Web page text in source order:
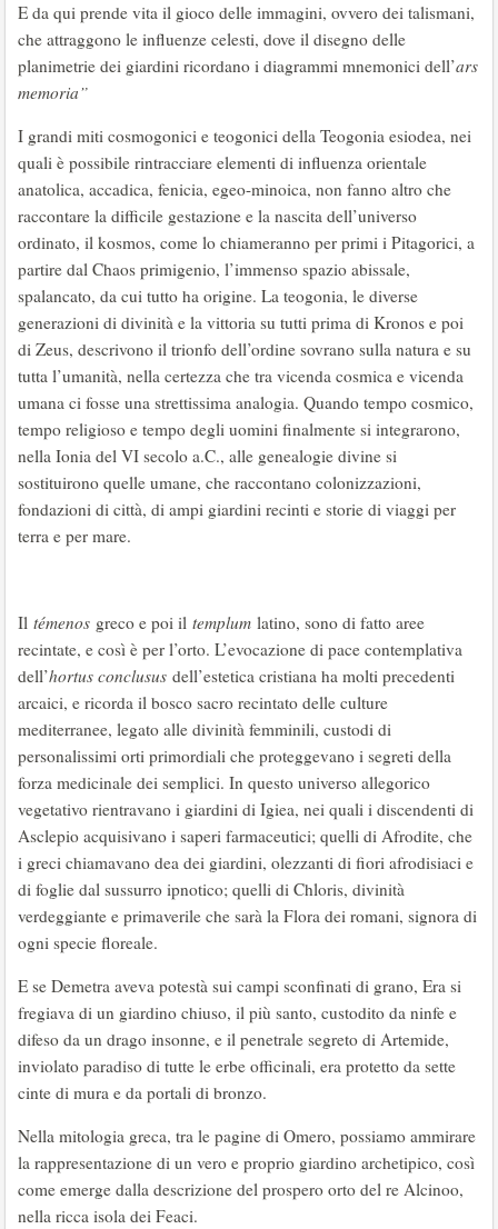
E da qui prende vita il gioco delle immagini, ovvero dei talismani,
che attraggono le influenze celesti, dove il disegno delle
planimetrie dei giardini ricordano i diagrammi mnemonici dell’ars
memoria”
I grandi miti cosmogonici e teogonici della Teogonia esiodea, nei
quali è possibile rintracciare elementi di influenza orientale
anatolica, accadica, fenicia, egeo-minoica, non fanno altro che
raccontare la difficile gestazione e la nascita dell’universo
ordinato, il kosmos, come lo chiameranno per primi i Pitagorici, a
partire dal Chaos primigenio, l’immenso spazio abissale,
spalancato, da cui tutto ha origine. La teogonia, le diverse
generazioni di divinità e la vittoria su tutti prima di Kronos e poi
di Zeus, descrivono il trionfo dell’ordine sovrano sulla natura e su
tutta l’umanità, nella certezza che tra vicenda cosmica e vicenda
umana ci fosse una strettissima analogia. Quando tempo cosmico,
tempo religioso e tempo degli uomini finalmente si integrarono,
nella Ionia del VI secolo a.C., alle genealogie divine si
sostituirono quelle umane, che raccontano colonizzazioni,
fondazioni di città, di ampi giardini recinti e storie di viaggi per
terra e per mare.
Il témenos greco e poi il templum latino, sono di fatto aree
recintate, e così è per l’orto. L’evocazione di pace contemplativa
dell’hortus conclusus dell’estetica cristiana ha molti precedenti
arcaici, e ricorda il bosco sacro recintato delle culture
mediterranee, legato alle divinità femminili, custodi di
personalissimi orti primordiali che proteggevano i segreti della
forza medicinale dei semplici. In questo universo allegorico
vegetativo rientravano i giardini di Igiea, nei quali i discendenti di
Asclepio acquisivano i saperi farmaceutici; quelli di Afrodite, che
i greci chiamavano dea dei giardini, olezzanti di fiori afrodisiaci e
di foglie dal sussurro ipnotico; quelli di Chloris, divinità
verdeggiante e primaverile che sarà la Flora dei romani, signora di
ogni specie floreale.
E se Demetra aveva potestà sui campi sconfinati di grano, Era si
fregiava di un giardino chiuso, il più santo, custodito da ninfe e
difeso da un drago insonne, e il penetrale segreto di Artemide,
inviolato paradiso di tutte le erbe officinali, era protetto da sette
cinte di mura e da portali di bronzo.
Nella mitologia greca, tra le pagine di Omero, possiamo ammirare
la rappresentazione di un vero e proprio giardino archetipico, così
come emerge dalla descrizione del prospero orto del re Alcinoo,
nella ricca isola dei Feaci.